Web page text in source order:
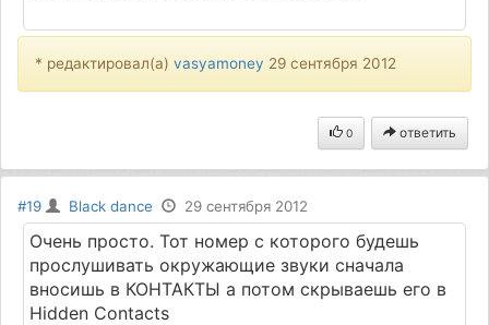
* редактировал(а)vasyamoney 29 сентября 2012
0 ответить
#19 Black dance 29 сентября 2012
Очень просто. Тот номер с которого будешь
прослушивать окружающие звуки сначала
вносишь в КОНТАКТЫ а потом скрываешь его в
Hidden Contacts